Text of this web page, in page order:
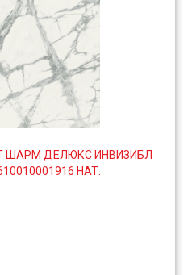
ШАРМ ДЕЛЮКС ИНВИЗИБЛ
НАТ.